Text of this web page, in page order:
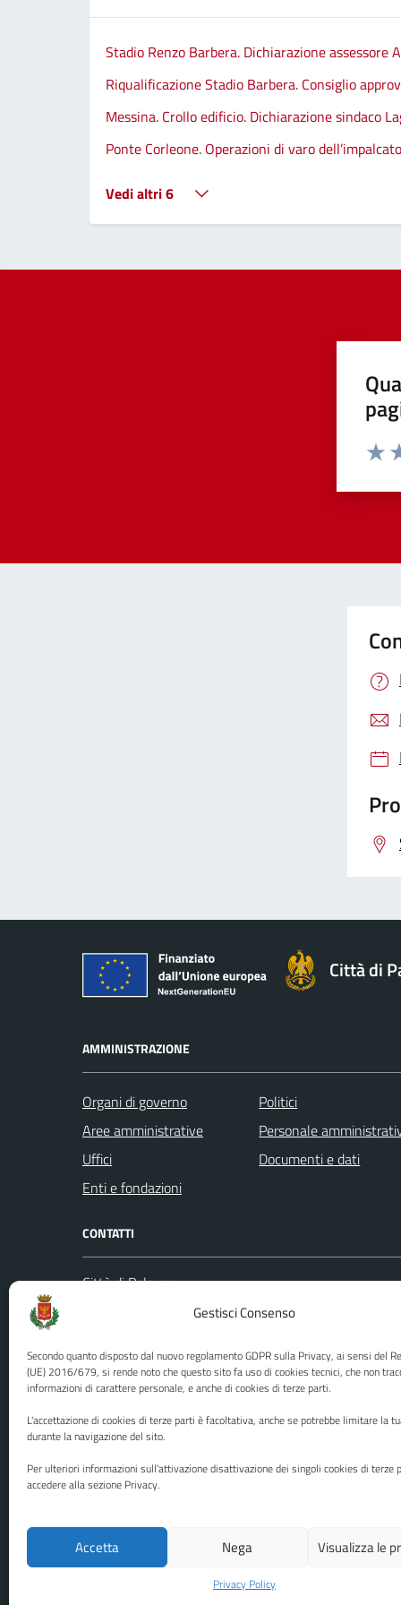
Gestisci Consenso
Secondo quanto disposto dal nuovo regolamento GDPR sulla Privacy, ai sensi del
(UE) 2016/679, si rende noto che questo sito fa uso di cookies tecnici, che non
informazioni di carattere personale, e anche di cookies di terze parti.
L'accettazione di cookies di terze parti è facoltativa, anche se potrebbe limitare la
durante la navigazione del sito.
Per ulteriori informazioni sull'attivazione disattivazione dei singoli cookies di terze
accedere alla sezione Privacy.
Accetta Nega Visualizza le
Privacy Policy
Stadio Renzo Barbera. Dichiarazione assessore
Riqualificazione Stadio Barbera. Consiglio
Messina. Crollo edificio. Dichiarazione sindaco
Ponte Corleone. Operazioni di varo
Vedi altri 6
Città di
AMMINISTRAZIONE
Organi di governo
Aree amministrative
Uffici
Enti e fondazioni
Politici
Personale
Documenti e dati
CONTATTI
Città di Palermo
Codice fiscale / P. IVA:80016350821
U.O. Ufficio Relazioni con il Pubblico
(URP)
Numero verde: 0917401111
PEC:protocollo@cert.comune.palermo.it
Leggi le
Media policy
Mappa del sito